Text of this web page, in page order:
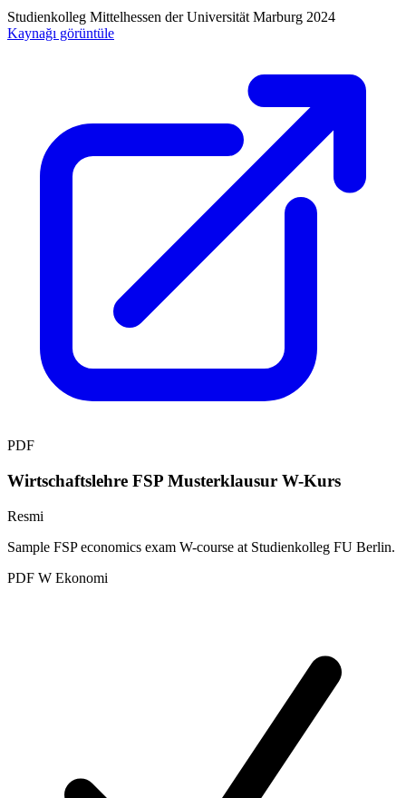
Studienkolleg Mittelhessen der Universität Marburg 2024
Kaynağı görüntüle
PDF
Wirtschaftslehre FSP Musterklausur W-Kurs
Resmi
Sample FSP economics exam W-course at Studienkolleg FU Berlin.
PDF W Ekonomi